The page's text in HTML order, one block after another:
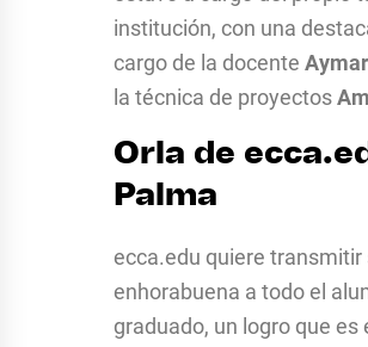
institución, con una
cargo de la docente
la técnica de proyectos
Orla de
Palma
ecca.edu quiere transmitir
enhorabuena a todo el
graduado, un logro que es